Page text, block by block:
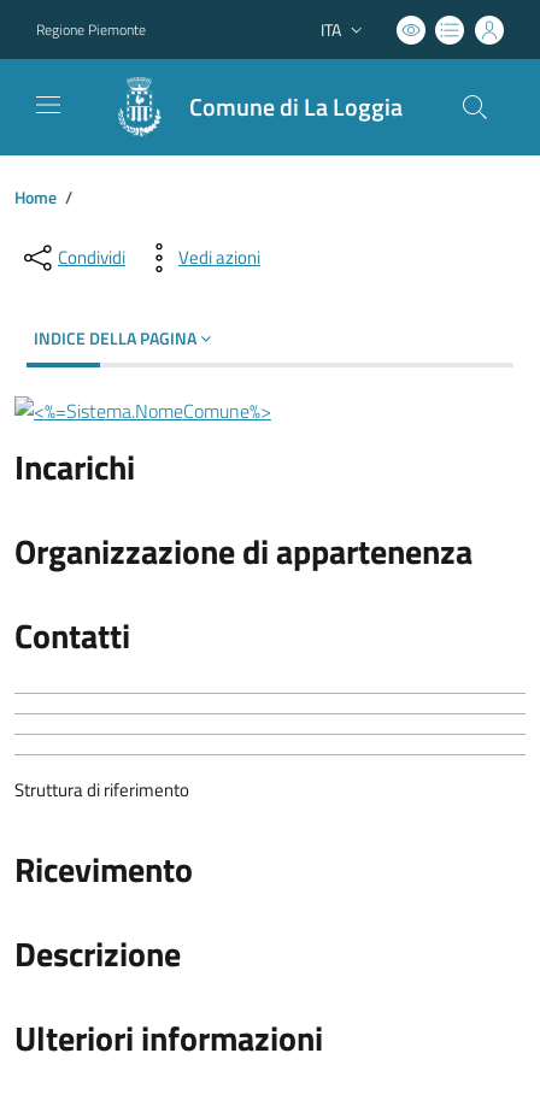
Regione Piemonte Lingua attiva:
ITA
Comune di La Loggia
Home /
Condividi Vedi azioni
INDICE DELLA PAGINA
Incarichi
Organizzazione di appartenenza
Contatti
Struttura di riferimento
Ricevimento
Descrizione
Ulteriori informazioni